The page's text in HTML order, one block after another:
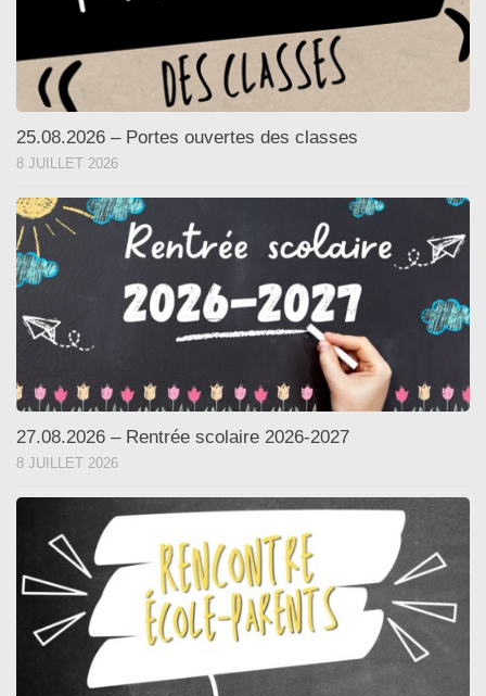
25.08.2026 – Portes ouvertes des classes
8 JUILLET 2026
27.08.2026 – Rentrée scolaire 2026-2027
8 JUILLET 2026